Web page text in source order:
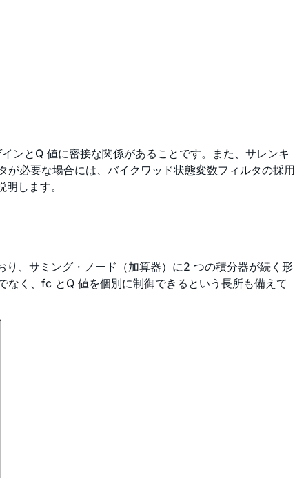
ンとQ 値に密接な関係があることです。また、サレンキ
必要な場合には、バイクワッド状態変数フィルタの採用
します。
、サミング・ノード（加算器）に2 つの積分器が続く形
なく、fc とQ 値を個別に制御できるという長所も備えて